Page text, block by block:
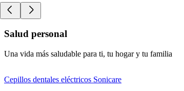
Salud personal
Una vida más saludable para ti, tu hogar y tu familia
Cepillos dentales eléctricos Sonicare